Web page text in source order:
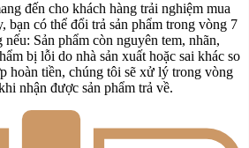
đến cho khách hàng trải nghiệm mua
bạn có thể đổi trả sản phẩm trong vòng 7
Sản phẩm còn nguyên tem, nhãn,
bị lỗi do nhà sản xuất hoặc sai khác so
hoàn tiền, chúng tôi sẽ xử lý trong vòng
nhận được sản phẩm trả về.